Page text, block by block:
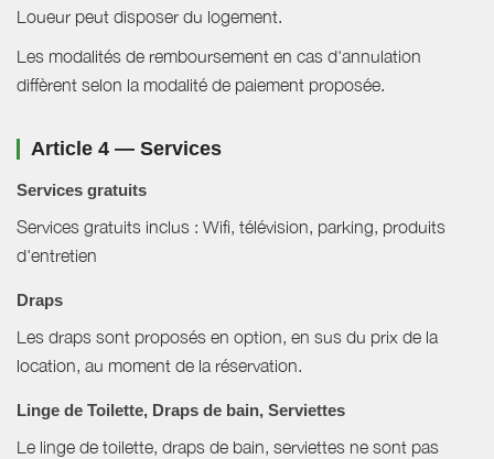
Loueur peut disposer du logement.
Les modalités de remboursement en cas d'annulation
diffèrent selon la modalité de paiement proposée.
Article 4 — Services
Services gratuits
Services gratuits inclus : Wifi, télévision, parking, produits
d'entretien
Draps
Les draps sont proposés en option, en sus du prix de la
location, au moment de la réservation.
Linge de Toilette, Draps de bain, Serviettes
Le linge de toilette, draps de bain, serviettes ne sont pas